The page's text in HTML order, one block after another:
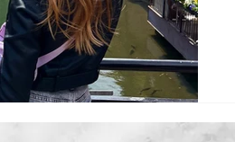
ALSAZIA PAESI BASSI
REPUBBLICA CECA